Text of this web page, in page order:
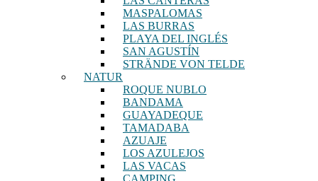
MASPALOMAS
LAS BURRAS
PLAYA DEL INGLÉS
SAN AGUSTÍN
STRÄNDE VON TELDE
NATUR
ROQUE NUBLO
BANDAMA
GUAYADEQUE
TAMADABA
AZUAJE
LOS AZULEJOS
LAS VACAS
CAMPING